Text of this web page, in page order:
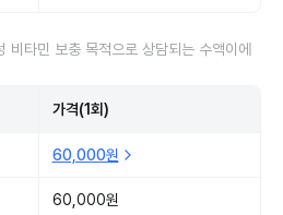
타민 보충 목적으로 상담되는 수액이에
가격(1회)
60,000원
60,000원